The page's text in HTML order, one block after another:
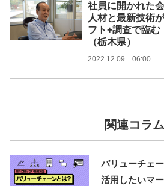
社員に開かれた
人材と最新技術
フト+調査で臨
（栃木県）
2022.12.09 06:00
関連コラム
バリューチェ
活用したいマ